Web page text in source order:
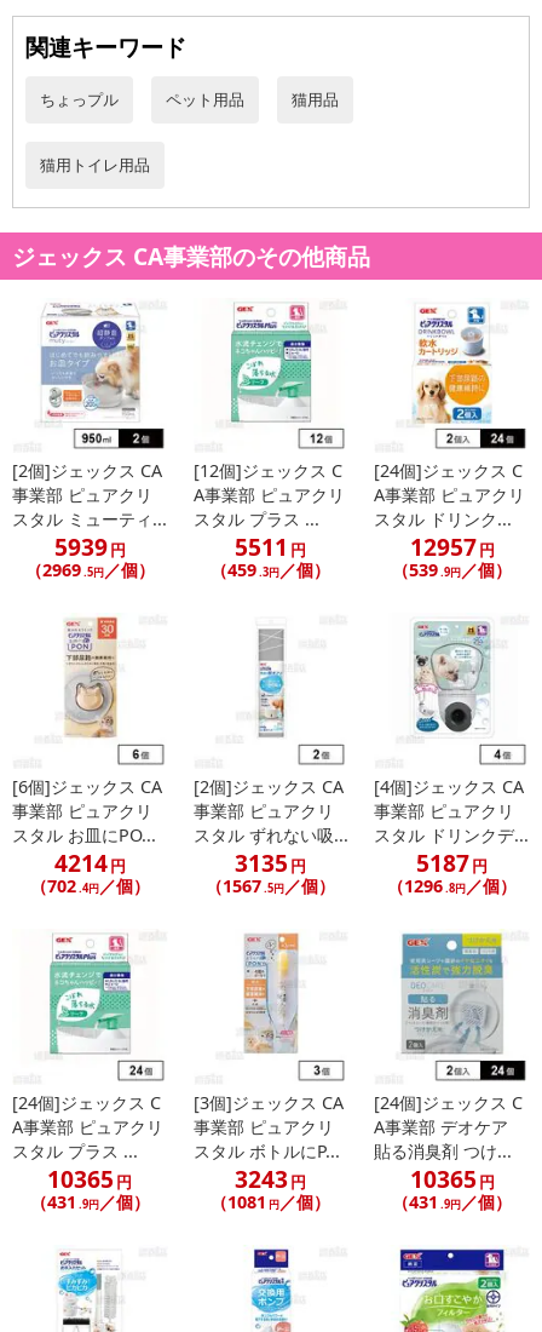
了により、商品詳細内に記載の原産国・原材料の表記が旧表記の場
合がございます。
によるお申込み後のキャンセル・返品交換は対応いたしかねます。
【お支払いについて】
※お支払い方法は、電話料金合算払い、クレジットカード、dポイン
トの利用となります。
※お申込み頂きました商品の同梱、お届けの日時指定はいたしかね
ます。
※会員様のご都合でお受取りいただけない場合、商品の再発送や返
金はいたしかねます。
また、お届け日時のご指定は、お受けできません。宅配業者からの
不在票にてご対応ください。
※発送予定日は前後する場合がございます。また商品によって発送
日が異なります。
※dショッピングサンプル百貨店よりお届けする商品は、ご利用いた
だいた後のご感想をいただくことを目的としており、転売等は固く
転売等、目的以外での利用が確認された場合は、サービス利用を停
止させていただきます。
発送日カレンダー
休業日
その他共通および商品カテゴリー別注意事項（※必ずご確認くだ
こちらの情報は2026-07-09 14:13:35.0での情報となります。
関連キーワード
ちょっプル ペット用品 猫用品
猫用トイレ用品
ジェックス CA事業部のその他商品
[2個]ジェックス CA
事業部 ピュアクリ
スタル ミューティ...
5939円
（2969.5円／個）
[12個]ジェックス C
A事業部 ピュアクリ
スタル プラス ...
5511 円
（459.3円／個）
[24個]ジェックス C
A事業部 ピュアクリ
スタル ドリンク...
12957円
（539.9円／個）
[6個]ジェックス CA
事業部 ピュアクリ
スタル お皿にPO...
4214円
（702.4円／個）
[2個]ジェックス CA
事業部 ピュアクリ
スタル ずれない吸...
3135 円
（1567.5円／個）
[4個]ジェックス CA
事業部 ピュアクリ
スタル ドリンクデ...
5187円
（1296.8円／個）
[24個]ジェックス C
A事業部 ピュアクリ
スタル プラス ...
10365 円
（431 .9円／個）
[3個]ジェックス CA
事業部 ピュアクリ
スタル ボトルにP...
3243円
（1081 円 ／個）
[24個]ジェックス C
A事業部 デオケア
貼る消臭剤 つけ...
10365 円
（431 .9円 ／個）